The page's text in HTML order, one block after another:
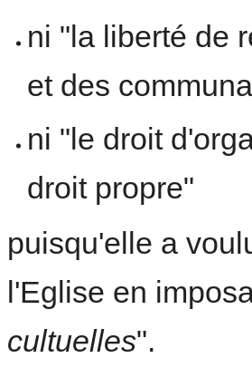
navigation
recherche
ni "la liberté de
et des
ni "le droit
droit propre"
puisqu'elle a
l'Eglise en
cultuelles".